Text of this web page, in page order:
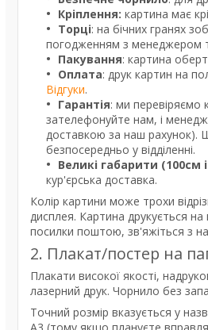
Кріплення: картина має
Торці: на бічних гранях
погодженням з менеджером
Пакування: картина
Оплата: друк картин на
Відгуки.
Гарантія: ми перевіряємо
зателефонуйте нам, і
доставкою за наш рахунок).
безпосередньо у відділенні.
Великі габарити (100см
кур'єрська доставка.
Колір картини може трохи
дисплея. Картина друкується
посилки поштою, зв'яжіться з
2. Плакат/постер на
Плакати високої якості,
лазерний друк. Чорнило без
Точний розмір вказується у